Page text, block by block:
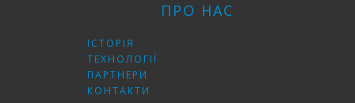
ПРО НАС
ІСТОРІЯ
ТЕХНОЛОГІЇ
ПАРТНЕРИ
КОНТАКТИ